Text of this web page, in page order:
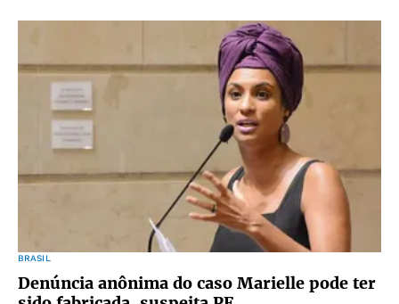
BRASIL
Denúncia anônima do caso Marielle pode ter